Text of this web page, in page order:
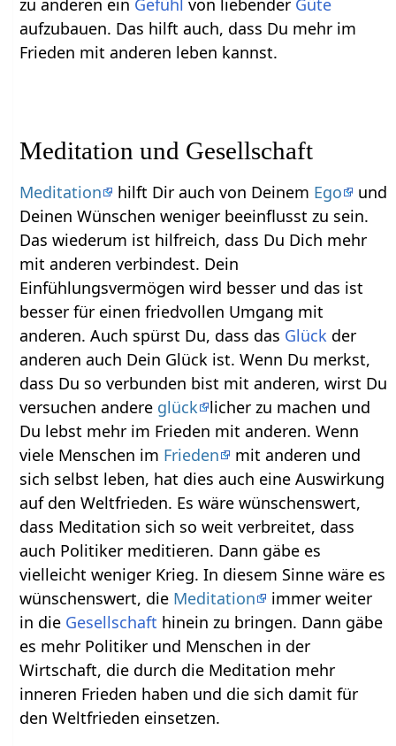
zu anderen ein Gefühl von liebender Güte
aufzubauen. Das hilft auch, dass Du mehr im
Frieden mit anderen leben kannst.
Meditation und Gesellschaft
Meditation hilft Dir auch von Deinem Ego
und
Deinen Wünschen weniger beeinflusst zu sein.
Das wiederum ist hilfreich, dass Du Dich mehr
mit anderen verbindest. Dein
Einfühlungsvermögen wird besser und das ist
besser für einen friedvollen Umgang mit
anderen. Auch spürst Du, dass das Glück der
anderen auch Dein Glück ist. Wenn Du merkst,
dass Du so verbunden bist mit anderen, wirst Du
versuchen andere glück licher zu machen und
Du lebst mehr im Frieden mit anderen. Wenn
viele Menschen im Frieden
mit anderen und
sich selbst leben, hat dies auch eine Auswirkung
auf den Weltfrieden. Es wäre wünschenswert,
dass Meditation sich so weit verbreitet, dass
auch Politiker meditieren. Dann gäbe es
vielleicht weniger Krieg. In diesem Sinne wäre es
wünschenswert, die Meditation
immer weiter
in die Gesellschaft hinein zu bringen. Dann gäbe
es mehr Politiker und Menschen in der
Wirtschaft, die durch die Meditation mehr
inneren Frieden haben und die sich damit für
den Weltfrieden einsetzen.